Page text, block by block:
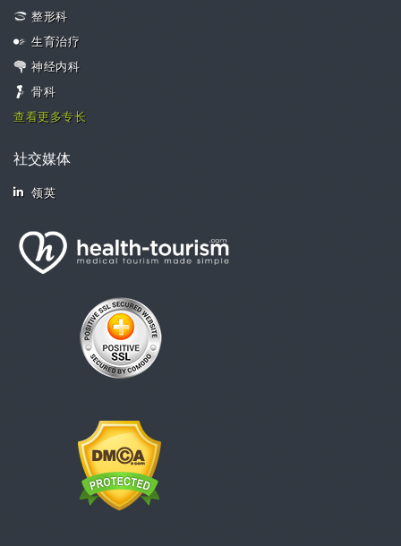
整形科
生育治疗
神经内科
骨科
查看更多专长
社交媒体
领英